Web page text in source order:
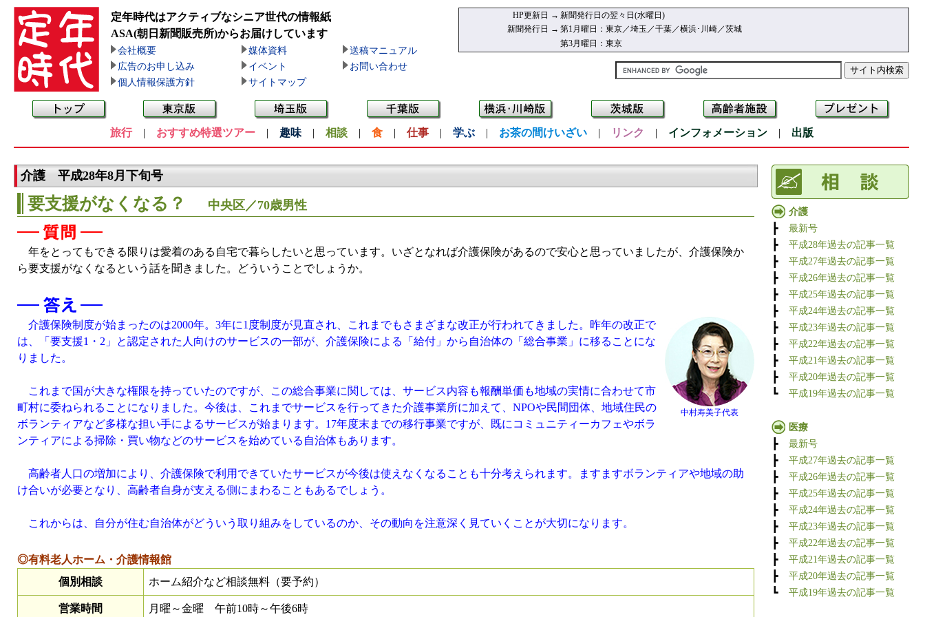
定年時代はアクティブなシニア世代の情報紙
ASA(朝日新聞販売所)からお届けしています
会社概要 媒体資料
送稿マニュアル
広告のお申し込み
イベント
お問い合わせ
個人情報保護方針
サイトマップ
HP更新日 → 新聞発行日の翌々日(水曜日)
新聞発行日 → 第1月曜日：東京／埼玉／千葉／横浜･川崎／茨城
第3月曜日：東京
旅行| おすすめ特選ツアー| 趣味| 相談| 食| 仕事| 学ぶ| お茶の間けいざい| リンク | インフォメーション| 出版
介護 平成28年8月下旬号
要支援がなくなる？ 中央区／70歳男性
年をとってもできる限りは愛着のある自宅で暮らしたいと思っています。いざとなれば介護保険があるので安心と思っていましたが、介護保険か
ら要支援がなくなるという話を聞きました。どういうことでしょうか。
中村寿美子代表
介護保険制度が始まったのは2000年。3年に1度制度が見直され、これまでもさまざまな改正が行われてきました。昨年の改正で
は、「要支援1・2」と認定された人向けのサービスの一部が、介護保険による「給付」から自治体の「総合事業」に移ることにな
りました。
これまで国が大きな権限を持っていたのですが、この総合事業に関しては、サービス内容も報酬単価も地域の実情に合わせて市
町村に委ねられることになりました。今後は、これまでサービスを行ってきた介護事業所に加えて、NPOや民間団体、地域住民の
ボランティアなど多様な担い手によるサービスが始まります。17年度末までの移行事業ですが、既にコミュニティーカフェやボラ
ンティアによる掃除・買い物などのサービスを始めている自治体もあります。
高齢者人口の増加により、介護保険で利用できていたサービスが今後は使えなくなることも十分考えられます。ますますボランティアや地域の助
け合いが必要となり、高齢者自身が支える側にまわることもあるでしょう。
これからは、自分が住む自治体がどういう取り組みをしているのか、その動向を注意深く見ていくことが大切になります。
◎有料老人ホーム・介護情報館
個別相談
ホーム紹介など相談無料（要予約）
営業時間 月曜～金曜 午前10時～午後6時
介護
┣ 最新号
┣ 平成28年過去の記事一覧
┣ 平成27年過去の記事一覧
┣ 平成26年過去の記事一覧
┣ 平成25年過去の記事一覧
┣ 平成24年過去の記事一覧
┣ 平成23年過去の記事一覧
┣ 平成22年過去の記事一覧
┣ 平成21年過去の記事一覧
┣ 平成20年過去の記事一覧
┗ 平成19年過去の記事一覧
医療
┣ 最新号
┣ 平成27年過去の記事一覧
┣ 平成26年過去の記事一覧
┣ 平成25年過去の記事一覧
┣ 平成24年過去の記事一覧
┣ 平成23年過去の記事一覧
┣ 平成22年過去の記事一覧
┣ 平成21年過去の記事一覧
┣ 平成20年過去の記事一覧
┗ 平成19年過去の記事一覧